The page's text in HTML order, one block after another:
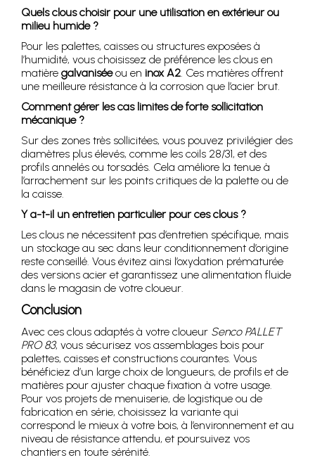
Quels clous choisir pour une utilisation en extérieur ou
milieu humide ?
Pour les palettes, caisses ou structures exposées à
l’humidité, vous choisissez de préférence les clous en
matière galvaniséeou en inox A2. Ces matières offrent
une meilleure résistance à la corrosion que l’acier brut.
Comment gérer les cas limites de forte sollicitation
mécanique ?
Sur des zones très sollicitées, vous pouvez privilégier des
diamètres plus élevés, comme les coils 28/31, et des
profils annelés ou torsadés. Cela améliore la tenue à
l’arrachement sur les points critiques de la palette ou de
la caisse.
Y a-t-il un entretien particulier pour ces clous ?
Les clous ne nécessitent pas d’entretien spécifique, mais
un stockage au sec dans leur conditionnement d’origine
reste conseillé. Vous évitez ainsi l’oxydation prématurée
des versions acier et garantissez une alimentation fluide
dans le magasin de votre cloueur.
Conclusion
Avec ces clous adaptés à votre cloueur Senco PALLET
PRO 83, vous sécurisez vos assemblages bois pour
palettes, caisses et constructions courantes. Vous
bénéficiez d’un large choix de longueurs, de profils et de
matières pour ajuster chaque fixation à votre usage.
Pour vos projets de menuiserie, de logistique ou de
fabrication en série, choisissez la variante qui
correspond le mieux à votre bois, à l’environnement et au
niveau de résistance attendu, et poursuivez vos
chantiers en toute sérénité.